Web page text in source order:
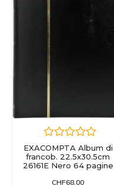
EXACOMPTA Album di
francob. 22.5x30.5cm
26161E Nero 64 pagine
CHF68.00